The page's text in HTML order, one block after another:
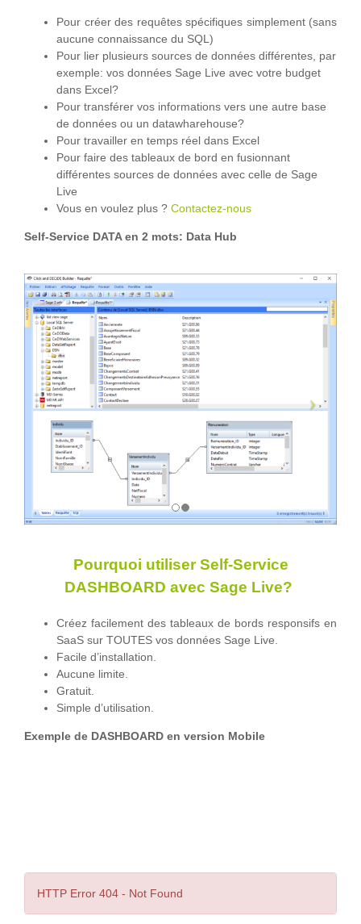
Pour créer des requêtes spécifiques simplement (sans
aucune connaissance du SQL)
Pour lier plusieurs sources de données différentes, par
exemple: vos données Sage Live avec votre budget
dans Excel?
Pour transférer vos informations vers une autre base
de données ou un datawharehouse?
Pour travailler en temps réel dans Excel
Pour faire des tableaux de bord en fusionnant
différentes sources de données avec celle de Sage
Live
Vous en voulez plus ? Contactez-nous
Self-Service DATA en 2 mots: Data Hub
Pourquoi utiliser Self-Service
DASHBOARD avec Sage Live?
Créez facilement des tableaux de bords responsifs en
SaaS sur TOUTES vos données Sage Live.
Facile d’installation.
Aucune limite.
Gratuit.
Simple d’utilisation.
Exemple de DASHBOARD en version Mobile